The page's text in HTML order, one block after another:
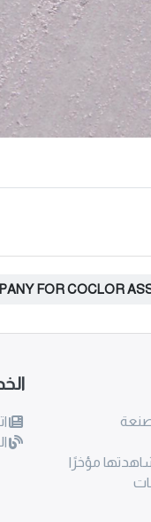
FOR COCLOR
مؤخرًا